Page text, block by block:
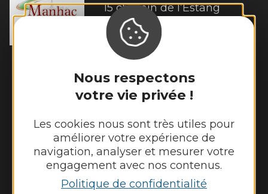
Nous respectons
votre vie privée !
Les cookies nous sont très utiles pour
améliorer votre expérience de
navigation, analyser et mesurer votre
engagement avec nos contenus.
Politique de confidentialité
15 chemin de l’Estang
12160 Manhac
Tél. : 05 65 69 03 53
Horaires d'ouverture :
Lundi et mardi de 8h45 à 12h30 et de 14h
Jeudi et vendredi de 8h45 à 12h30
Nous contacter
Panneau pocket